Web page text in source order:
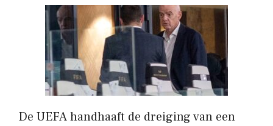
De UEFA handhaaft de dreiging van een